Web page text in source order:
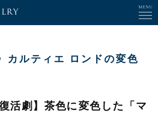
カルティエ ロンドの変色
活劇】茶色に変色した「マ